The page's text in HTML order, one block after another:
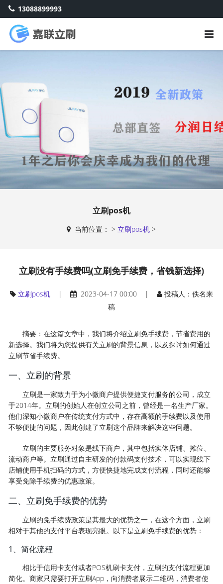
13088899993
立刷pos机
当前位置：> 立刷pos机 >
立刷没有手续费吗(立刷免手续费，省钱新选择)
立刷pos机| 2023-04-17 00:00 |
投稿人：佚名来
稿
摘要：在这篇文章中，我们将介绍立刷免手续费，节省费用的
新选择。我们将为您提供有关立刷的背景信息，以及探讨如何通过
立刷节省手续费。
一、立刷的背景
立刷是一家致力于为小微商户提供便捷支付服务的公司，成立
于2014年。立刷的创始人在创立公司之前，曾经是一名生产厂家。
他们深知小微商户在传统支付方式中，存在高额的手续费以及使用
不够便捷的问题，因此创建了立刷这个品牌来解决这些问题。
立刷的主要服务对象是线下商户，其中包括实体店铺、摊位、
流动商户等。立刷通过自主研发的付款码支付技术，可以实现线下
店铺使用手机扫码的方式，方便快捷地完成支付流程，同时还能够
享受免除手续费的优惠政策。
二、立刷免手续费的优势
立刷的免手续费政策是其最大的优势之一，在这个方面，立刷
相对于其他的支付平台表现亮眼。以下是立刷免手续费的优势：
1、简化流程
相比于信用卡支付或者POS机刷卡支付，立刷的支付流程更加
简化。商家只需要打开立刷App，向消费者展示二维码，消费者使